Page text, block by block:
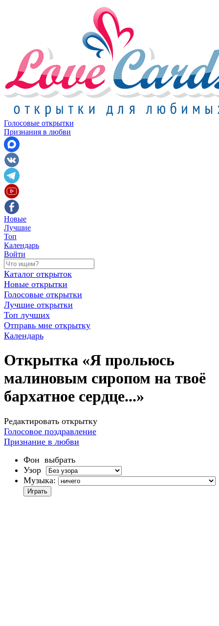
Голосовые открытки
Признания в любви
Новые
Лучшие
Топ
Календарь
Войти
Каталог открыток
Новые открытки
Голосовые открытки
Лучшие открытки
Топ лучших
Отправь мне открытку
Календарь
Открытка «Я прольюсь
малиновым сиропом на твоё
бархатное сердце...»
Редактировать открытку
Голосовое поздравление
Признание в любви
Фон выбрать
Узор
Музыка: